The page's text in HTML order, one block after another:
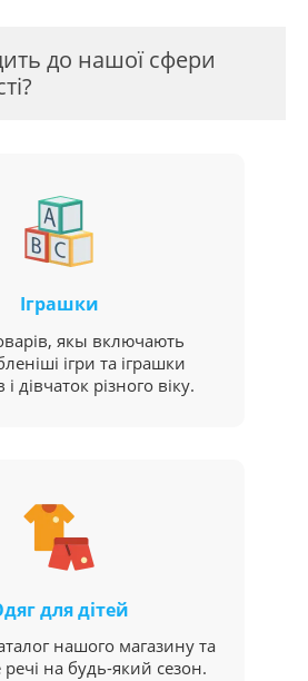
до нашої сфери
Іграшки
якы включають
ігри та іграшки
і дівчаток різного віку.
для дітей
нашого магазину та
на будь-який сезон.